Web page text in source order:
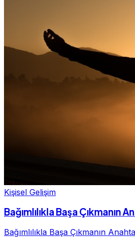
Kişisel Gelişim
Bağımlılıkla Başa Çıkmanın
Bağımlılıkla Başa Çıkmanın